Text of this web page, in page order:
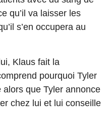
qu’il va laisser les
s’en occupera au
Klaus fait la
pourquoi Tyler
alors que Tyler annonce
chez lui et lui conseille